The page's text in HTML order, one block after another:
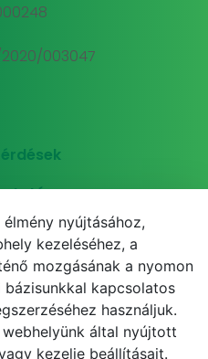
003047
NEPTUN E-learning
nyújtásához,
kezeléséhez, a
mozgásának a nyomon
bázisunkkal kapcsolatos
használjuk.
által nyújtott
kezelje beállításait.